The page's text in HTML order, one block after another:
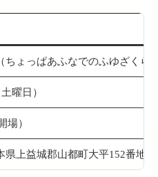
ちょっぱあふなでのふゆざくら
曜日）
場）
上益城郡山都町大平152番地）